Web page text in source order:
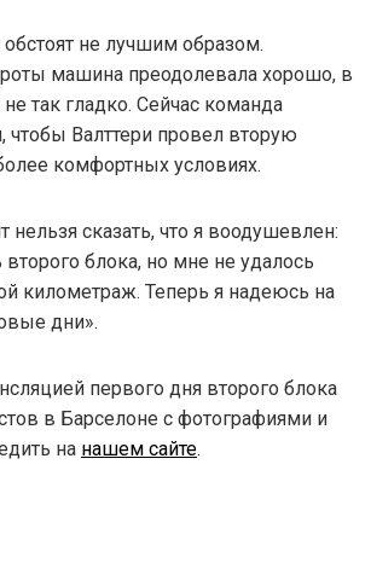
не лучшим образом.
машина преодолевала хорошо, в
так гладко. Сейчас команда
чтобы Валттери провел вторую
комфортных условиях.
сказать, что я воодушевлен:
блока, но мне не удалось
километраж. Теперь я надеюсь на
дни».
первого дня второго блока
в Барселоне с фотографиями и
на нашем сайте.